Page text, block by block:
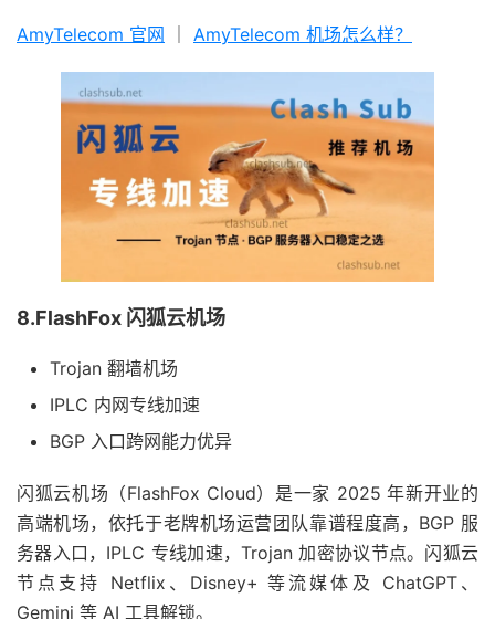
AmyTelecom 官网 AmyTelecom 机场怎么样？
8.FlashFox 闪狐云机场
Trojan 翻墙机场
IPLC 内网专线加速
BGP 入口跨网能力优异
闪狐云机场（FlashFox Cloud）是一家 2025 年新开业的
高端机场，依托于老牌机场运营团队靠谱程度高，BGP 服
务器入口，IPLC 专线加速，Trojan 加密协议节点。闪狐云
节点支持 Netflix、Disney+ 等流媒体及 ChatGPT、
Gemini 等 AI 工具解锁。